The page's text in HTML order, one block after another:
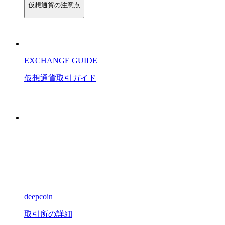
仮想通貨の注意点
EXCHANGE GUIDE
仮想通貨取引 ガイド
deepcoin
取引所の詳細